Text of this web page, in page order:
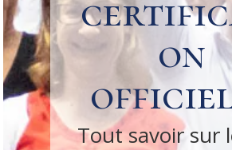
on
Tout savoir sur